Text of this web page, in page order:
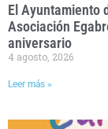
El Ayuntamiento
Asociación
aniversario
4 agosto, 2026
Leer más »